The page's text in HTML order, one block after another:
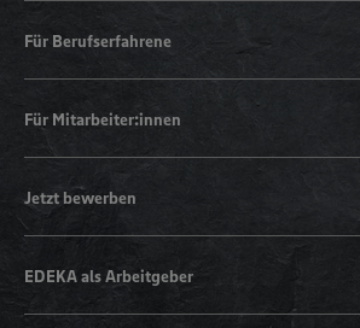
Für Berufserfahrene
Für Mitarbeiter:innen
Jetzt bewerben
EDEKA als Arbeitgeber